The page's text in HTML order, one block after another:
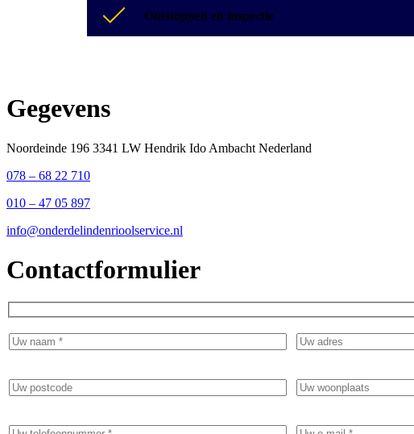
Ontstoppen en inspectie
Gegevens
Noordeinde 196 3341 LW Hendrik Ido Ambacht Nederland
078 – 68 22 710
010 – 47 05 897
info@onderdelindenrioolservice.nl
Contactformulier